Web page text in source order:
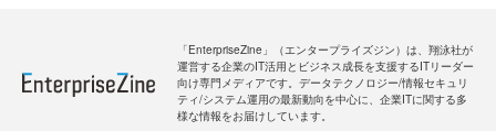
「EnterpriseZine」（エンタープライズジン）は、翔泳社が
運営する企業のIT活用とビジネス成長を支援するITリーダー
向け専門メディアです。データテクノロジー/情報セキュリ
ティ/システム運用の最新動向を中心に、企業ITに関する多
様な情報をお届けしています。